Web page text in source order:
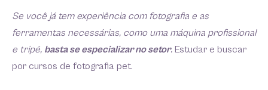
Se você já tem experiência com fotografia e as
ferramentas necessárias, como uma máquina profissional
e tripé, basta se especializar no setor. Estudar e buscar
por cursos de fotografia pet.